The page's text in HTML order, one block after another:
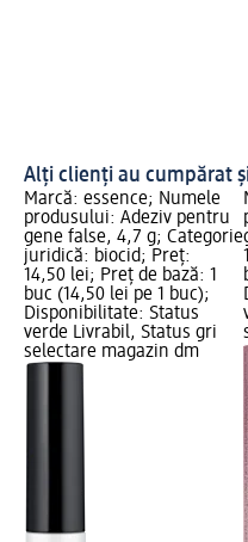
Alți clienți au cumpărat
Marcă: essence; Numele
produsului: Adeziv pentru
gene false, 4,7 g; Categorie
juridică: biocid; Preț:
14,50 lei; Preț de bază: 1
buc (14,50 lei pe 1 buc);
Disponibilitate: Status
verde Livrabil, Status gri
selectare magazin dm